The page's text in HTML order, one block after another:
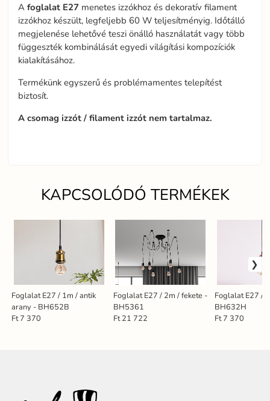
Afoglalat E27 menetes izzókhoz és dekoratív filament
izzókhoz készült, legfeljebb 60 W teljesítményig. Időtálló
megjelenése lehetővé teszi önálló használatát vagy több
függeszték kombinálását egyedi világítási kompozíciók
kialakításához.
Termékünk egyszerű és problémamentes telepítést
biztosít.
A csomag izzót / filament izzót nem tartalmaz.
KAPCSOLÓDÓ TERMÉKEK
Foglalat E27 / 1m / antik
arany - BH652B
Ft 7 370
Foglalat E27 / 2m / fekete -
BH5361
Ft 21 722
Foglalat E27 /
BH632H
Ft 7 370